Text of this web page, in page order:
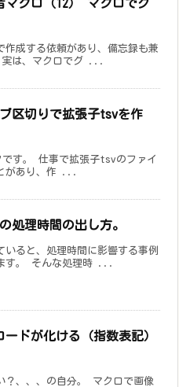
マクロ（12）
マクロでグ
作成する依頼があり、備忘録も兼
実は、マクロでグ ...
ブ区切りで拡張子tsvを作
です。 仕事で拡張子tsvのファイ
があり、作 ...
処理時間の出し方。
いると、処理時間に影響する事例
す。 そんな処理時 ...
ードが化ける（指数表記）
？、、、の自分。 マクロで画像